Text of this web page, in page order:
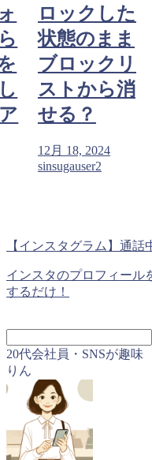
ロックした
状態のまま
ブロックリ
ストから消
せる？
12月 18, 2024
sinsugauser2
【インスタグラム】通
インスタのプロフィール
するだけ！
20代会社員・SNSが趣味
りん